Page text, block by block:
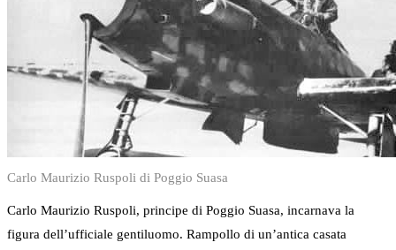
Carlo Maurizio Ruspoli di Poggio Suasa
Carlo Maurizio Ruspoli, principe di Poggio Suasa, incarnava la
figura dell’ufficiale gentiluomo. Rampollo di un’antica casata